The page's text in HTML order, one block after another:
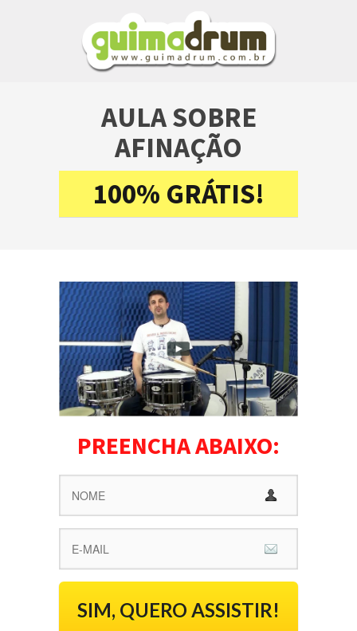
AULA SOBRE
AFINAÇÃO
100% GRÁTIS!
PREENCHA ABAIXO:
SIM, QUERO ASSISTIR!